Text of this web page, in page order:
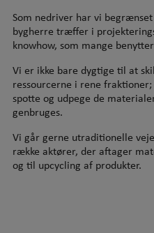
Som nedriver har vi
bygherre træffer i
knowhow, som mange
Vi er ikke bare dygtige til at
ressourcerne i rene
spotte og udpege de
genbruges.
Vi går gerne utraditionelle
række aktører, der aftager
og til upcycling af produkter.